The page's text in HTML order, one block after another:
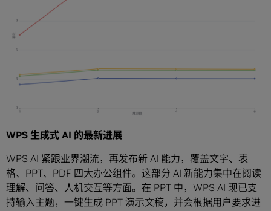
WPS 生成式 AI 的最新进展
WPS AI 紧跟业界潮流，再发布新 AI 能力，覆盖文字、表
格、PPT、PDF 四大办公组件。这部分 AI 新能力集中在阅读
理解、问答、人机交互等方面。在 PPT 中，WPS AI 现已支
持输入主题，一键生成 PPT 演示文稿，并会根据用户要求进